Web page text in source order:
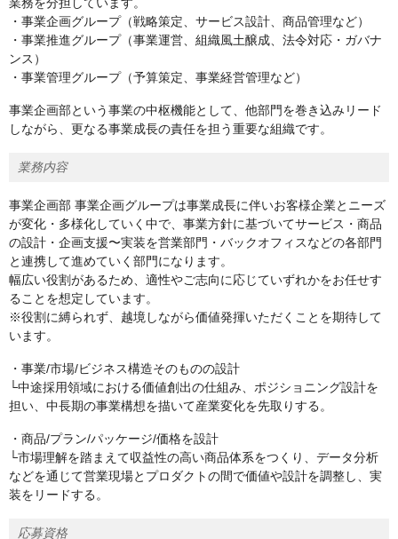
・事業企画グループ（戦略策定、サービス設計、商品管理など）
・事業推進グループ（事業運営、組織風土醸成、法令対応・ガバナ
ンス）
・事業管理グループ（予算策定、事業経営管理など）
事業企画部という事業の中枢機能として、他部門を巻き込みリード
しながら、更なる事業成長の責任を担う重要な組織です。
業務内容
事業企画部 事業企画グループは事業成長に伴いお客様企業とニーズ
が変化・多様化していく中で、事業方針に基づいてサービス・商品
の設計・企画支援〜実装を営業部門・バックオフィスなどの各部門
と連携して進めていく部門になります。
幅広い役割があるため、適性やご志向に応じていずれかをお任せす
ることを想定しています。
※役割に縛られず、越境しながら価値発揮いただくことを期待して
います。
・事業/市場/ビジネス構造そのものの設計
└中途採用領域における価値創出の仕組み、ポジショニング設計を
担い、中長期の事業構想を描いて産業変化を先取りする。
・商品/プラン/パッケージ/価格を設計
└市場理解を踏まえて収益性の高い商品体系をつくり、データ分析
などを通じて営業現場とプロダクトの間で価値や設計を調整し、実
装をリードする。
応募資格